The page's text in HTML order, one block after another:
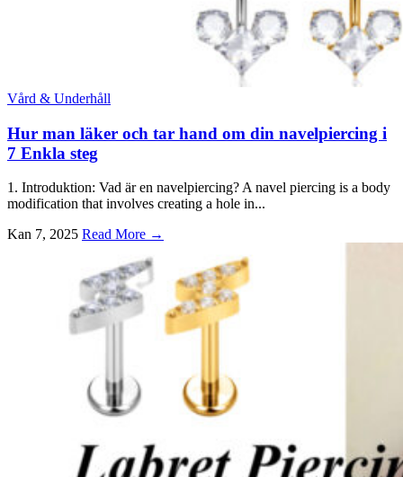
Vård & Underhåll
Hur man läker och tar hand om din navelpiercing i
7 Enkla steg
1. Introduktion: Vad är en navelpiercing? A navel piercing is a body
modification that involves creating a hole in...
Kan 7, 2025 Read More →